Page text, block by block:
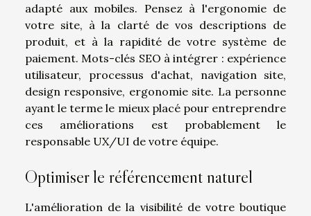
adapté aux mobiles. Pensez à l'ergonomie de
votre site, à la clarté de vos descriptions de
produit, et à la rapidité de votre système de
paiement. Mots-clés SEO à intégrer : expérience
utilisateur, processus d'achat, navigation site,
design responsive, ergonomie site. La personne
ayant le terme le mieux placé pour entreprendre
ces améliorations est probablement le
responsable UX/UI de votre équipe.
Optimiser le référencement naturel
L'amélioration de la visibilité de votre boutique